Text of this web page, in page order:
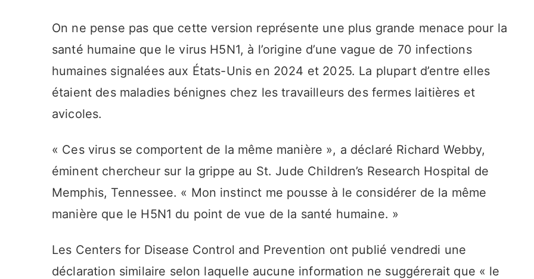
On ne pense pas que cette version représente une plus grande menace pour la
santé humaine que le virus H5N1, à l’origine d’une vague de 70 infections
humaines signalées aux États-Unis en 2024 et 2025. La plupart d’entre elles
étaient des maladies bénignes chez les travailleurs des fermes laitières et
avicoles.
« Ces virus se comportent de la même manière », a déclaré Richard Webby,
éminent chercheur sur la grippe au St. Jude Children’s Research Hospital de
Memphis, Tennessee. « Mon instinct me pousse à le considérer de la même
manière que le H5N1 du point de vue de la santé humaine. »
Les Centers for Disease Control and Prevention ont publié vendredi une
déclaration similaire selon laquelle aucune information ne suggérerait que « le